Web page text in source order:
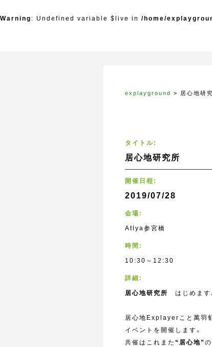
Warning : Undefined variable $live in /home/
explayground > 居心地研
タイトル:
居心地研究所
開催日程:
2019/07/28
会場:
Atlya参宮橋
時間:
10:30～12:30
詳細:
居心地研究所 はじめます
居心地Explayerこと萬羽郁
イベントを開催します。
共催はこれまた “居心地”